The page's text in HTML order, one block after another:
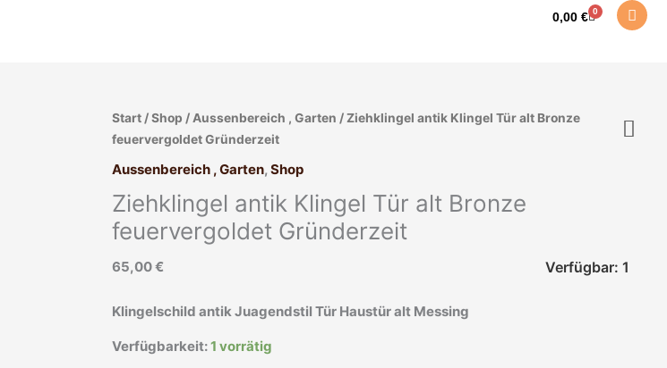
0,00 € 0
Warenkorb
Start /Shop / Aussenbereich , Garten / Ziehklingel antik Klingel Tür alt Bronze
feuervergoldet Gründerzeit
Aussenbereich , Garten, Shop
Ziehklingel antik Klingel Tür alt Bronze
feuervergoldet Gründerzeit
65,00€ Verfügbar: 1
Klingelschild antik Juagendstil Tür Haustür alt Messing
Verfügbarkeit:1 vorrätig
Ziehklingel
antik
alt
Bronze
feuervergoldet
Gründerzeit